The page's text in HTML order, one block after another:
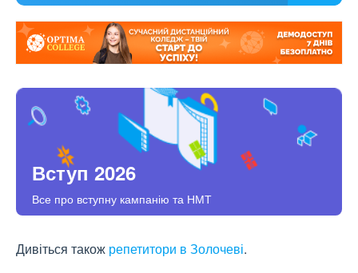
Вступ 2026
Все про вступну кампанію та НМТ
Дивіться також репетитори в Золочеві.